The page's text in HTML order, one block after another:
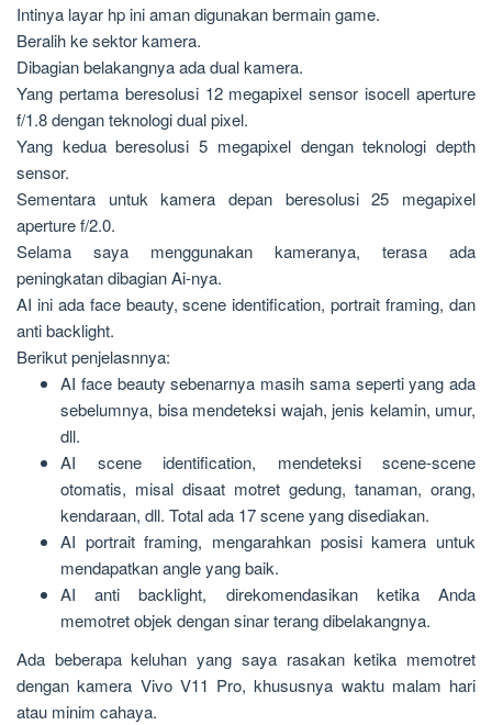
Intinya layar hp ini aman digunakan bermain game.
Beralih ke sektor kamera.
Dibagian belakangnya ada dual kamera.
Yang pertama beresolusi 12 megapixel sensor isocell aperture
f/1.8 dengan teknologi dual pixel.
Yang kedua beresolusi 5 megapixel dengan teknologi depth
sensor.
Sementara untuk kamera depan beresolusi 25 megapixel
aperture f/2.0.
Selama saya menggunakan kameranya, terasa ada
peningkatan dibagian Ai-nya.
AI ini ada face beauty, scene identification, portrait framing, dan
anti backlight.
Berikut penjelasnnya:
AI face beauty sebenarnya masih sama seperti yang ada
sebelumnya, bisa mendeteksi wajah, jenis kelamin, umur,
dll.
AI scene identification, mendeteksi scene-scene
otomatis, misal disaat motret gedung, tanaman, orang,
kendaraan, dll. Total ada 17 scene yang disediakan.
AI portrait framing, mengarahkan posisi kamera untuk
mendapatkan angle yang baik.
AI anti backlight, direkomendasikan ketika Anda
memotret objek dengan sinar terang dibelakangnya.
Ada beberapa keluhan yang saya rasakan ketika memotret
dengan kamera Vivo V11 Pro, khususnya waktu malam hari
atau minim cahaya.